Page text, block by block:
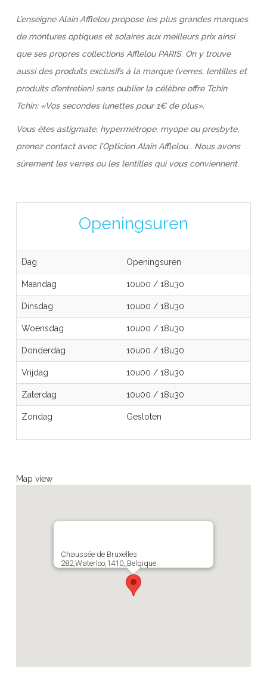
L’enseigne Alain Afflelou propose les plus grandes marques
de montures optiques et solaires aux meilleurs prix ainsi
que ses propres collections Afflelou PARIS. On y trouve
aussi des produits exclusifs à la marque (verres, lentilles et
produits d’entretien) sans oublier la célèbre offre Tchin
Tchin: «Vos secondes lunettes pour 1€ de plus».
Vous êtes astigmate, hypermétrope, myope ou presbyte,
prenez contact avec l’Opticien Alain Afflelou . Nous avons
sûrement les verres ou les lentilles qui vous conviennent.
Openingsuren
Dag Openingsuren
Maandag 10u00 /18u30
Dinsdag 10u00 /18u30
Woensdag 10u00 /18u30
Donderdag 10u00 /18u30
Vrijdag 10u00 /18u30
Zaterdag 10u00 /18u30
Zondag Gesloten
Map view
Chaussée de Bruxelles
282,Waterloo,1410,,Belgique